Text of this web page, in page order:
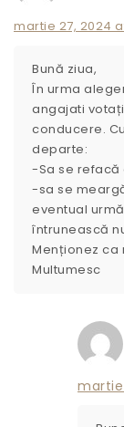
martie 27, 2024
Bună ziua,
În urma
angajati
conducere.
departe:
-Sa se refacă
-sa se
eventual
întrunească
Menționez ca
Multumesc